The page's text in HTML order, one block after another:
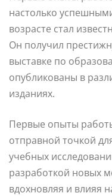
настолько
возрасте стал
Он получил
выставке по
опубликованы в
изданиях.
Первые опыты
отправной точкой
учебных
разработкой новых
вдохновляя и влияя